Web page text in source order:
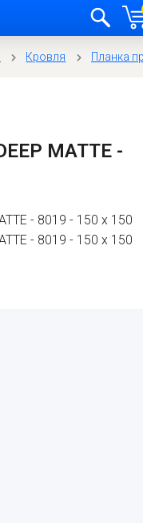
Кровля Планка
MATTE -